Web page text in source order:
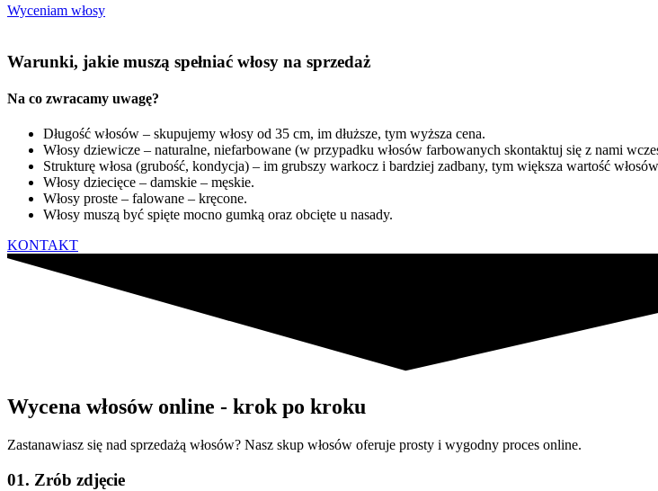
Wyceniam włosy
Warunki, jakie muszą spełniać włosy na sprzedaż
Na co zwracamy uwagę?
Długość włosów – skupujemy włosy od 35 cm, im dłuższe, tym wyższa cena.
Włosy dziewicze – naturalne, niefarbowane (w przypadku włosów farbowanych skontaktuj się z nami
Strukturę włosa (grubość, kondycja) – im grubszy warkocz i bardziej zadbany, tym większa wartość
Włosy dziecięce – damskie – męskie.
Włosy proste – falowane – kręcone.
Włosy muszą być spięte mocno gumką oraz obcięte u nasady.
KONTAKT
Wycena włosów online - krok po kroku
Zastanawiasz się nad sprzedażą włosów? Nasz skup włosów oferuje prosty i wygodny proces online.
01. Zrób zdjęcie